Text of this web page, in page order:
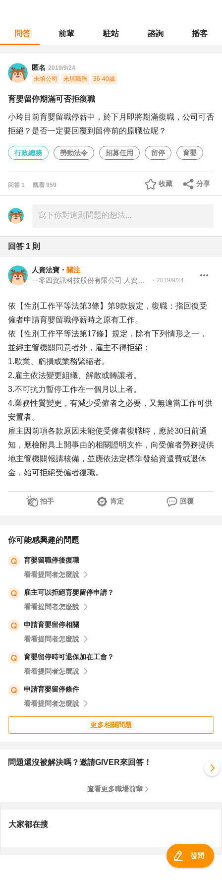
問答 前輩 駐站 諮詢 播客
匿名 2019/9/24
未填公司
未填職務 36-40歲
育嬰留停期滿可否拒復職
小玲目前育嬰留職停薪中，於下月即將期滿復職，公司可否
拒絕？是否一定要回覆到留停前的原職位呢？
行政總務 勞動法令 招募任用 留停 育嬰
回答 1 觀看 959 分享
收藏
回答 1 則
人資法寶 ・ 關注
・ 2019/9/24
依【性別工作平等法第3條】第9款規定，復職：指回復受
僱者申請育嬰留職停薪時之原有工作。
依【性別工作平等法第17條】規定，除有下列情形之一，
並經主管機關同意者外，雇主不得拒絕：
1.歇業、虧損或業務緊縮者。
2.雇主依法變更組織、解散或轉讓者。
3.不可抗力暫停工作在一個月以上者。
4.業務性質變更，有減少受僱者之必要，又無適當工作可供
安置者。
雇主因前項各款原因未能使受僱者復職時，應於30日前通
知，應檢附具上開事由的相關證明文件，向受僱者勞務提供
地主管機關報請核備，並應依法定標準發給資遣費或退休
金，始可拒絕受僱者復職。
拍手 肯定 回覆
你可能感興趣的問題
育嬰留職停後復職
看看提問者怎麼說
雇主可以拒絕育嬰留停申請？
看看提問者怎麼說
申請育嬰留停相關
看看提問者怎麼說
育嬰留停時可退保加在工會？
看看提問者怎麼說
申請育嬰留停條件
看看提問者怎麼說
更多相關問題
問題還沒被解決嗎？邀請GIVER來回答！
查看更多職場前輩
大家都在搜
發問